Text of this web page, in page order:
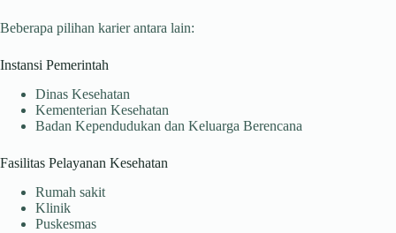
Beberapa pilihan karier antara lain:
Instansi Pemerintah
Dinas Kesehatan
Kementerian Kesehatan
Badan Kependudukan dan Keluarga Berencana
Fasilitas Pelayanan Kesehatan
Rumah sakit
Klinik
Puskesmas